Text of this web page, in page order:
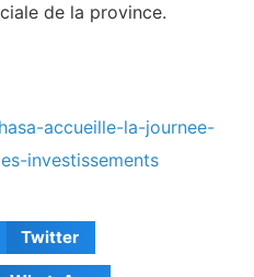
de la province.
accueille-la-journee-
investissements
Twitter